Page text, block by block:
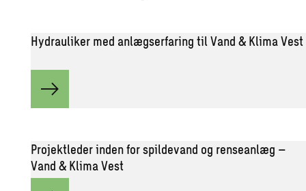
Hydrauliker med anlægserfaring til Vand & Klima Vest
Projektleder inden for spildevand og renseanlæg –
Vand & Klima Vest